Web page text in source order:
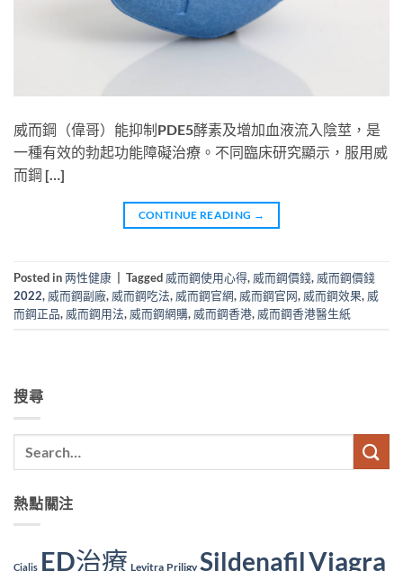
威而鋼（偉哥）能抑制PDE5酵素及增加血液流入陰莖，是
一種有效的勃起功能障礙治療。不同臨床研究顯示，服用威
而鋼 […]
CONTINUE READING →
Posted in两性健康 | Tagged 威而鋼使用心得, 威而鋼價錢, 威而鋼價錢
2022, 威而鋼副廠, 威而鋼吃法, 威而鋼官網, 威而鋼官网, 威而鋼效果, 威
而鋼正品, 威而鋼用法, 威而鋼網購, 威而鋼香港, 威而鋼香港醫生紙
搜尋
熱點關注
Cialis ED治療 Levitra Priligy SildenafilViagra